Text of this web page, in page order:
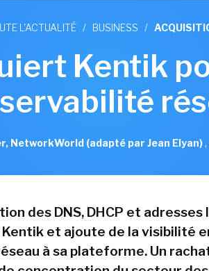
L'ACTUALITÉ / BUSINESS /
Kentik
NetworkWorld (adapté par Jean Elyan),
des DNS, DHCP et adresses
et ajoute de la visibilité
à sa plateforme. Un